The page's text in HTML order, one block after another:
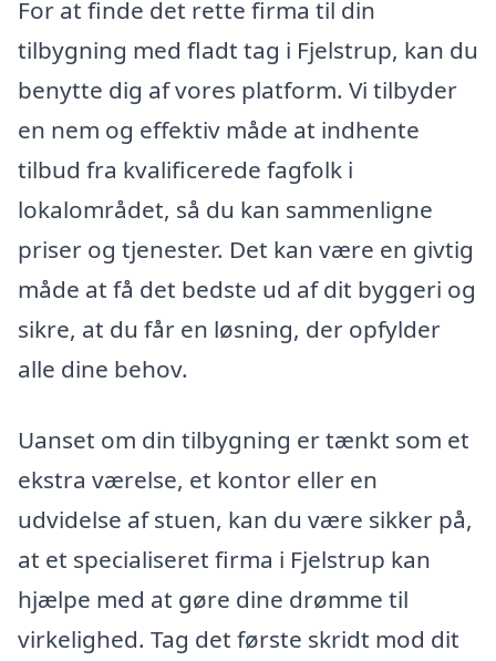
For at finde det rette firma til din
tilbygning med fladt tag i Fjelstrup, kan du
benytte dig af vores platform. Vi tilbyder
en nem og effektiv måde at indhente
tilbud fra kvalificerede fagfolk i
lokalområdet, så du kan sammenligne
priser og tjenester. Det kan være en givtig
måde at få det bedste ud af dit byggeri og
sikre, at du får en løsning, der opfylder
alle dine behov.
Uanset om din tilbygning er tænkt som et
ekstra værelse, et kontor eller en
udvidelse af stuen, kan du være sikker på,
at et specialiseret firma i Fjelstrup kan
hjælpe med at gøre dine drømme til
virkelighed. Tag det første skridt mod dit